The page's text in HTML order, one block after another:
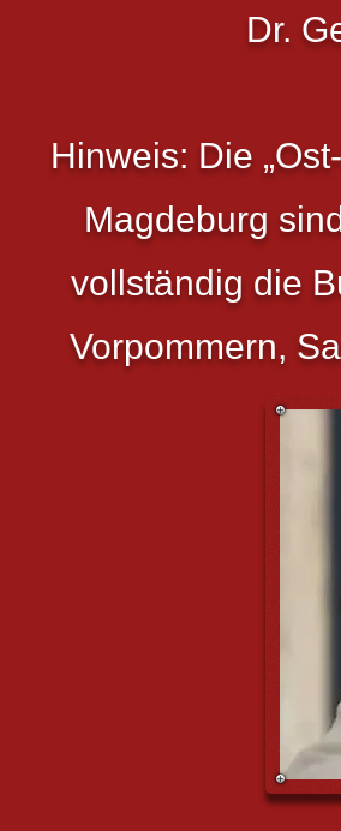
Dr.
Hinweis: Die
Magdeburg
vollständig die
Vorpommern,